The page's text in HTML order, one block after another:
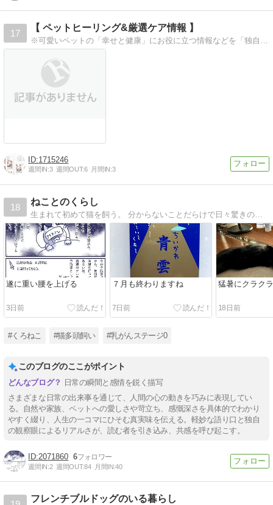
17
【 ペットヒーリング&厳選ケア情報 】
※可愛いペットの「幸せと健康」にお役に立つ情報などを「独自の視点」から発信していきたいと思います。パワー体験頁も沢山在りますので宜しければご来訪下さい。
1715246
週間IN:3 週間OUT:6 月間IN:3
18
ねことのくらし
生まれて初めて猫を飼う。 分からないことだらけで日々驚きの連続。 人生ガラリと変わったけど、楽しい毎日を送っています。
遂に重い腰を上げる
3日前
７月も終わりますね
7日前
猛暑にクラクラ
18日前
#くろねこ #猫多頭飼い #乳がんステージ0
このブログのここがポイント
日常の瞬間と感情を鋭く描写
さまざまな日常の出来事を通じて、人間の心の動きを巧みに表現してい
る。自然や家族、ペットへの愛しさや苛立ち、感慨深さを具体的でわかり
やすく綴り、人生の一コマにひそむ真実味を伝える。軽妙な語り口と独自
の観察眼によるリアルさが、読む者を引き込み、共感を呼び起こす。
2071860 6
週間IN:2 週間OUT:84 月間IN:40
フレンチブルドッグのいる暮らし